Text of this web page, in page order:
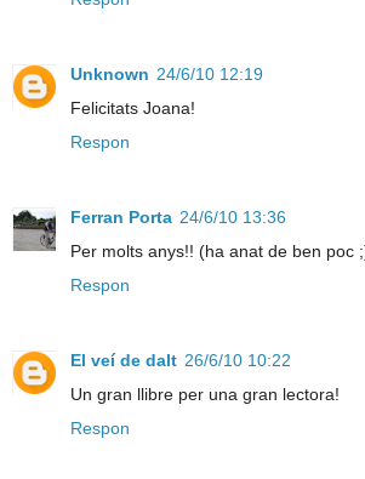
Unknown 24/6/10 12:19
Felicitats Joana!
Respon
Ferran Porta 24/6/10 13:36
Per molts anys!! (ha anat de ben poc
Respon
El veí de dalt 26/6/10 10:22
Un gran llibre per una gran lectora!
Respon